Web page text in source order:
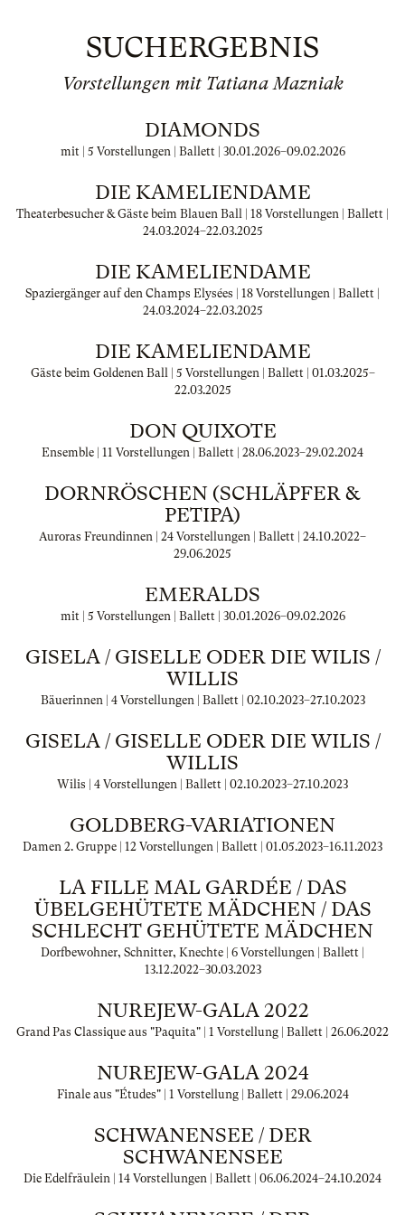
SUCHERGEBNIS
Vorstellungen mit Tatiana Mazniak
DIAMONDS
mit | 5 Vorstellungen | Ballett | 30.01.2026–09.02.2026
DIE KAMELIENDAME
Theaterbesucher & Gäste beim Blauen Ball | 18 Vorstellungen | Ballett |
24.03.2024–22.03.2025
DIE KAMELIENDAME
Spaziergänger auf den Champs Elysées | 18 Vorstellungen | Ballett |
24.03.2024–22.03.2025
DIE KAMELIENDAME
Gäste beim Goldenen Ball | 5 Vorstellungen | Ballett | 01.03.2025–
22.03.2025
DON QUIXOTE
Ensemble | 11 Vorstellungen | Ballett | 28.06.2023–29.02.2024
DORNRÖSCHEN (SCHLÄPFER &
PETIPA)
Auroras Freundinnen | 24 Vorstellungen | Ballett | 24.10.2022–
29.06.2025
EMERALDS
mit | 5 Vorstellungen | Ballett | 30.01.2026–09.02.2026
GISELA / GISELLE ODER DIE WILIS /
WILLIS
Bäuerinnen | 4 Vorstellungen | Ballett | 02.10.2023–27.10.2023
GISELA / GISELLE ODER DIE WILIS /
WILLIS
Wilis | 4 Vorstellungen | Ballett | 02.10.2023–27.10.2023
GOLDBERG-VARIATIONEN
Damen 2. Gruppe | 12 Vorstellungen | Ballett | 01.05.2023–16.11.2023
LA FILLE MAL GARDÉE / DAS
ÜBELGEHÜTETE MÄDCHEN / DAS
SCHLECHT GEHÜTETE MÄDCHEN
Dorfbewohner, Schnitter, Knechte | 6 Vorstellungen | Ballett |
13.12.2022–30.03.2023
NUREJEW-GALA 2022
Grand Pas Classique aus "Paquita" | 1 Vorstellung | Ballett | 26.06.2022
NUREJEW-GALA 2024
Finale aus "Études" | 1 Vorstellung | Ballett | 29.06.2024
SCHWANENSEE / DER
SCHWANENSEE
Die Edelfräulein | 14 Vorstellungen | Ballett | 06.06.2024–24.10.2024